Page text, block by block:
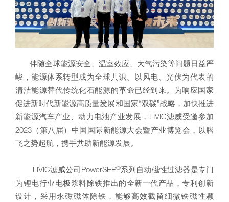
伴随全球能源安全、温室效应、大气污染等问题日益严
峻，能源体系转型成为全球共识。以风电、光伏为代表的
清洁能源替代传统化石能源的革命已经到来。为响应国家
促进新时代新能源高质量发展和国家“双碳”战略，加快推进
新能源汽车产业、动力电池产业发展，LIVIC滤威受邀参加
2023（第八届）中国国际新能源大会暨产业博览会，以腾
飞之势起航，携手共助新能源发展。
LIVIC滤威公司PowerSEP®系列自动磁性过滤器是专门
为锂电行业电极浆料除铁推出的全新一代产品，专利创新
设计，采用永磁磁体除铁，能够高效截留细微铁磁性颗